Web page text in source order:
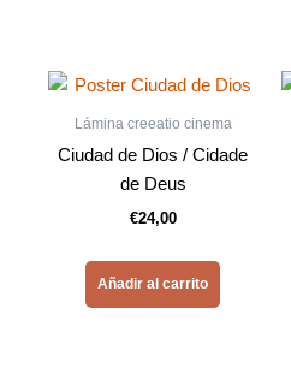
Lámina creeatio cinema
Ciudad de Dios / Cidade
de Deus
€24,00
Añadir al carrito